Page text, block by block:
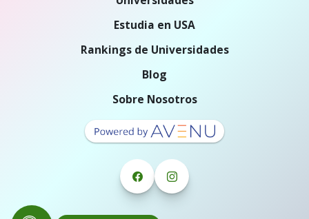
Estudia en USA
Rankings de Universidades
Blog
Sobre Nosotros